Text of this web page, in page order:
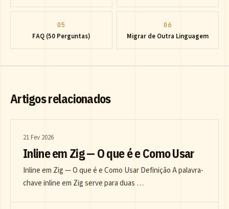
05
FAQ (50 Perguntas)
06
Migrar de Outra Linguagem
Artigos relacionados
21 Fev 2026
Inline em Zig — O que é e Como Usar
Inline em Zig — O que é e Como Usar Definição A palavra-
chave inline em Zig serve para duas …